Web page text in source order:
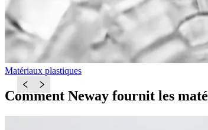
Matériaux plastiques
Comment Neway fournit les